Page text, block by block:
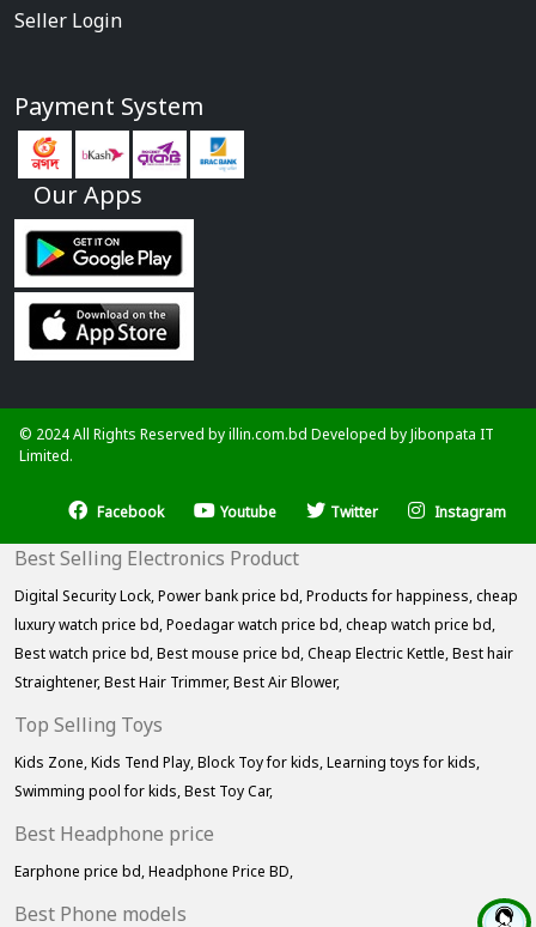
Seller Login
Payment System
Our Apps
© 2024 All Rights Reserved by illin.com.bd Developed byJibonpata IT
Limited.
Facebook Youtube Twitter Instagram
Best Selling Electronics Product
Digital Security Lock,Power bank price bd,Products for happiness,cheap
luxury watch price bd,Poedagar watch price bd,cheap watch price bd,
Best watch price bd,Best mouse price bd,Cheap Electric Kettle,Best hair
Straightener,Best Hair Trimmer,Best Air Blower,
Top Selling Toys
Kids Zone,Kids Tend Play,Block Toy for kids,Learning toys for kids,
Swimming pool for kids,Best Toy Car,
Best Headphone price
Earphone price bd,Headphone Price BD,
Best Phone models